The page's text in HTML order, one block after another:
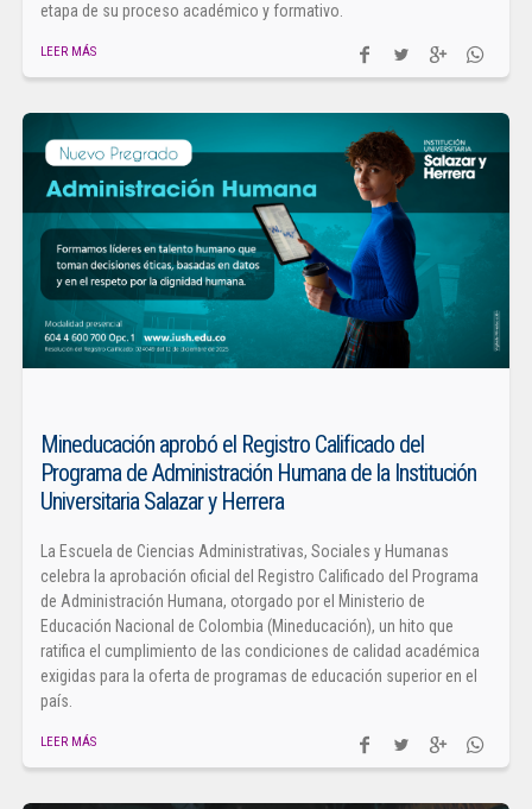
etapa de su proceso académico y formativo.
LEER MÁS
Mineducación aprobó el Registro Calificado del
Programa de Administración Humana de la Institución
Universitaria Salazar y Herrera
La Escuela de Ciencias Administrativas, Sociales y Humanas
celebra la aprobación oficial del Registro Calificado del Programa
de Administración Humana, otorgado por el Ministerio de
Educación Nacional de Colombia (Mineducación), un hito que
ratifica el cumplimiento de las condiciones de calidad académica
exigidas para la oferta de programas de educación superior en el
país.
LEER MÁS